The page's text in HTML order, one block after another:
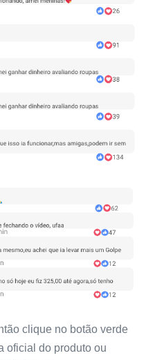
clique no botão verde
oficial do produto ou